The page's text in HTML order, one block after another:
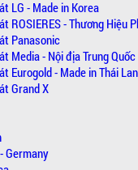
LG - Made in Korea
ROSIERES - Thương Hiệu
Panasonic
Media - Nội địa Trung Quốc
Eurogold - Made in Thái Lan
Grand X
Germany